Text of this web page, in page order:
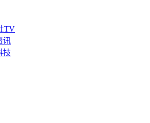
TV
讯
技